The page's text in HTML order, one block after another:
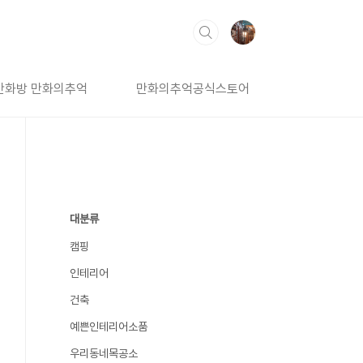
화방 만화의추억 만화의추억공식스토어
대분류
캠핑
인테리어
건축
예쁜인테리어소품
우리동네목공소